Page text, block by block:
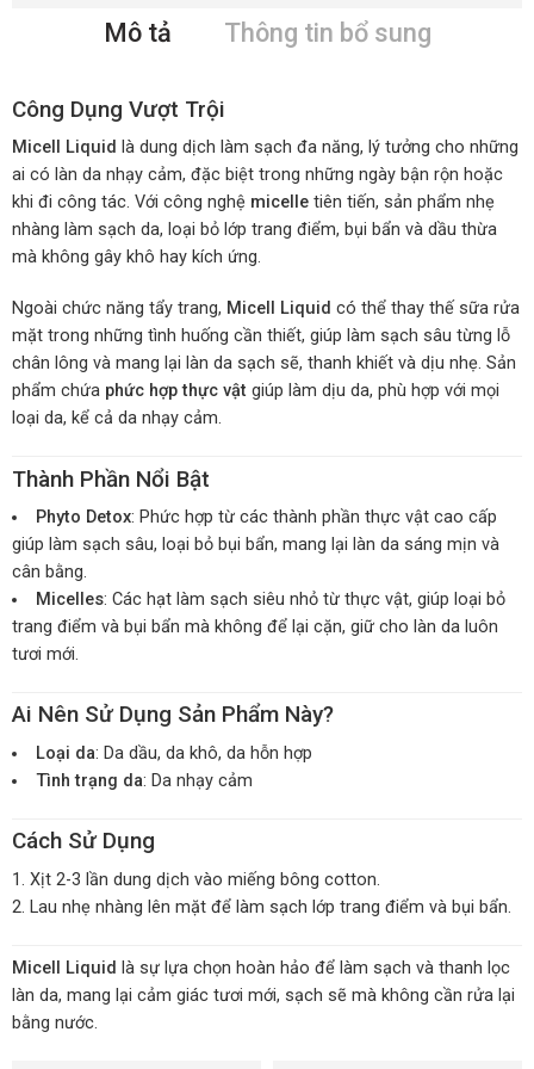
Mô tả Thông tin bổ sung
Công Dụng Vượt Trội
Micell Liquid là dung dịch làm sạch đa năng, lý tưởng cho những
ai có làn da nhạy cảm, đặc biệt trong những ngày bận rộn hoặc
khi đi công tác. Với công nghệ micelle tiên tiến, sản phẩm nhẹ
nhàng làm sạch da, loại bỏ lớp trang điểm, bụi bẩn và dầu thừa
mà không gây khô hay kích ứng.
Ngoài chức năng tẩy trang, Micell Liquid có thể thay thế sữa rửa
mặt trong những tình huống cần thiết, giúp làm sạch sâu từng lỗ
chân lông và mang lại làn da sạch sẽ, thanh khiết và dịu nhẹ. Sản
phẩm chứa phức hợp thực vật giúp làm dịu da, phù hợp với mọi
loại da, kể cả da nhạy cảm.
Thành Phần Nổi Bật
Phyto Detox: Phức hợp từ các thành phần thực vật cao cấp
giúp làm sạch sâu, loại bỏ bụi bẩn, mang lại làn da sáng mịn và
cân bằng.
Micelles: Các hạt làm sạch siêu nhỏ từ thực vật, giúp loại bỏ
trang điểm và bụi bẩn mà không để lại cặn, giữ cho làn da luôn
tươi mới.
Ai Nên Sử Dụng Sản Phẩm Này?
Loại da: Da dầu, da khô, da hỗn hợp
Tình trạng da: Da nhạy cảm
Cách Sử Dụng
Xịt 2-3 lần dung dịch vào miếng bông cotton.
Lau nhẹ nhàng lên mặt để làm sạch lớp trang điểm và bụi bẩn.
Micell Liquid là sự lựa chọn hoàn hảo để làm sạch và thanh lọc
làn da, mang lại cảm giác tươi mới, sạch sẽ mà không cần rửa lại
bằng nước.